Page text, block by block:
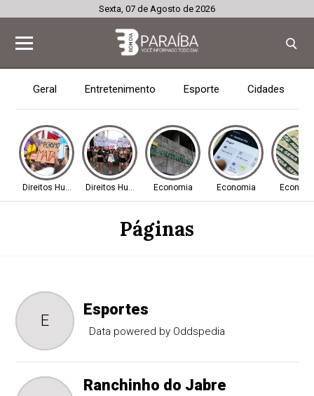
Sexta, 07 de Agosto de 2026
Geral Entretenimento Esporte Cidades
Direitos HumanosDireitos HumanosEconomia Economia
Páginas
E
Esportes
Data powered by Oddspedia
Ranchinho do Jabre